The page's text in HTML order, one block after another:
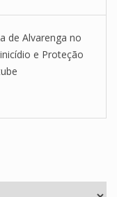
de Alvarenga no
e Proteção